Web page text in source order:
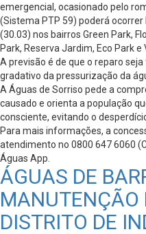
emergencial, ocasionado pelo
(Sistema PTP 59) poderá
(30.03) nos bairros Green Park,
Park, Reserva Jardim, Eco Park e
A previsão é de que o reparo
gradativo da pressurização da
A Águas de Sorriso pede a
causado e orienta a população
consciente, evitando o
Para mais informações, a
atendimento no 0800 647 6060
Águas App.
ÁGUAS DE
MANUTENÇÃO
DISTRITO DE